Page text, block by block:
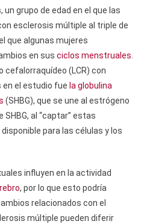
grupo de edad en el que las
esclerosis múltiple al triple de
que algunas mujeres
en sus ciclos menstruales
cefalorraquídeo (LCR) con
el estudio fue la globulina
(SHBG), que se une al estrógeno
al “captar” estas
para las células y los
influyen en la actividad
, por lo que esto podría
relacionados con el
múltiple pueden diferir